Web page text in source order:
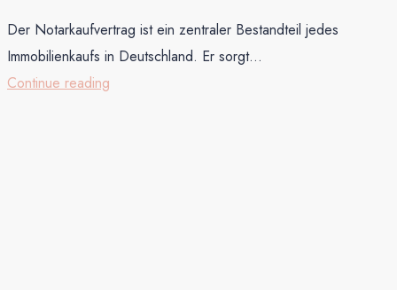
Der Notarkaufvertrag ist ein zentraler Bestandteil jedes
Immobilienkaufs in Deutschland. Er sorgt...
Continue reading